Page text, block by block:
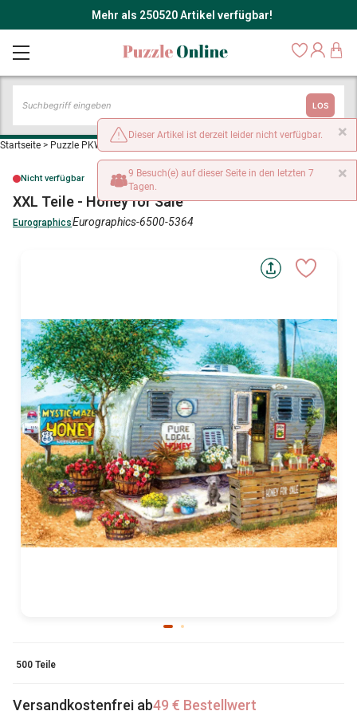
Mehr als 250520 Artikel verfügbar!
LOS
Startseite > Puzzle PKW, LKW und Motorräder
Nicht verfügbar
XXL Teile - Honey for Sale
EurographicsEurographics-6500-5364
500 Teile
Versandkostenfrei ab49 € Bestellwert
×
Dieser Artikel ist derzeit leider nicht verfügbar.
×
9 Besuch(e) auf dieser Seite in den letzten 7
Tagen.